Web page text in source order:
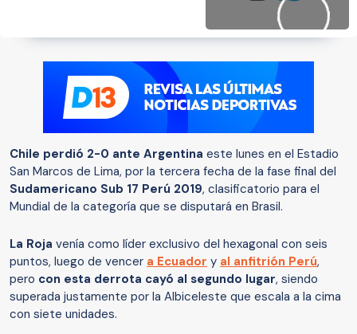
Chile perdió 2-0 ante Argentina este lunes en el Estadio
San Marcos de Lima, por la tercera fecha de la fase final del
Sudamericano Sub 17 Perú 2019, clasificatorio para el
Mundial de la categoría que se disputará en Brasil.
La Roja venía como líder exclusivo del hexagonal con seis
puntos, luego de vencer a Ecuador y al anfitrión Perú,
pero con esta derrota cayó al segundo lugar, siendo
superada justamente por la Albiceleste que escala a la cima
con siete unidades.